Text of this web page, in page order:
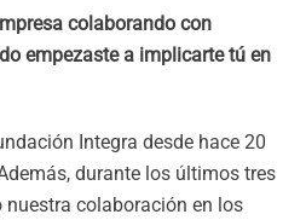
colaborando con
empezaste a implicarte tú en
Integra desde hace 20
durante los últimos tres
colaboración en los